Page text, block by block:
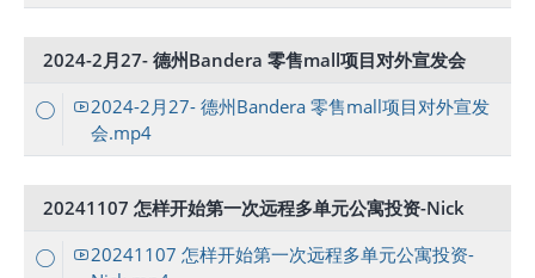
2024-2月27- 德州Bandera 零售mall项目对外宣发会
2024-2月27- 德州Bandera 零售mall项目对外宣发
会.mp4
20241107 怎样开始第一次远程多单元公寓投资-Nick
20241107 怎样开始第一次远程多单元公寓投资-